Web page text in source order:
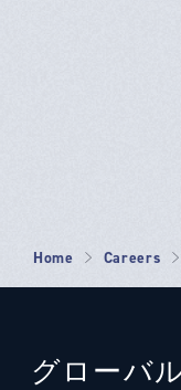
Home Careers
グローバ